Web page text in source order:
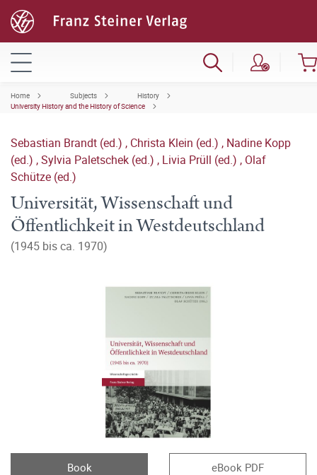
Home Subjects
History
University History and the History of Science
Sebastian Brandt (ed.) , Christa Klein (ed.) , Nadine Kopp
(ed.) ,Sylvia Paletschek (ed.) , Livia Prüll (ed.) , Olaf
Schütze (ed.)
Universität, Wissenschaft und
Öffentlichkeit in Westdeutschland
(1945 bis ca. 1970)
Book eBook PDF